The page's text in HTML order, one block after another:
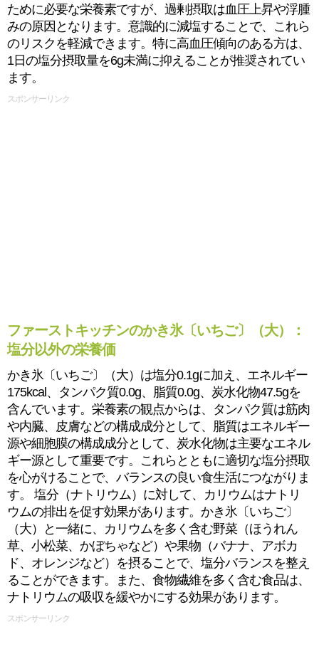
ために必要な栄養素ですが、過剰摂取は血圧上昇や浮腫
みの原因となります。意識的に減塩することで、これら
のリスクを軽減できます。特に高血圧傾向のある方は、
1日の塩分摂取量を6g未満に抑えることが推奨されてい
ます。
スポンサーリンク
ファーストキッチンのかき氷〔いちご〕（大）：
塩分以外の栄養価
かき氷〔いちご〕（大）は塩分0.1gに加え、エネルギー
175kcal、タンパク質0.0g、脂質0.0g、炭水化物47.5gを
含んでいます。栄養素の観点からは、タンパク質は筋肉
や内臓、皮膚などの構成成分として、脂質はエネルギー
源や細胞膜の構成成分として、炭水化物は主要なエネル
ギー源として重要です。これらとともに適切な塩分摂取
を心がけることで、バランスの良い食生活につながりま
す。 塩分（ナトリウム）に対して、カリウムはナトリ
ウムの排出を促す効果があります。かき氷〔いちご〕
（大）と一緒に、カリウムを多く含む野菜（ほうれん
草、小松菜、かぼちゃなど）や果物（バナナ、アボカ
ド、オレンジなど）を摂ることで、塩分バランスを整え
ることができます。また、食物繊維を多く含む食品は、
ナトリウムの吸収を緩やかにする効果があります。
スポンサーリンク